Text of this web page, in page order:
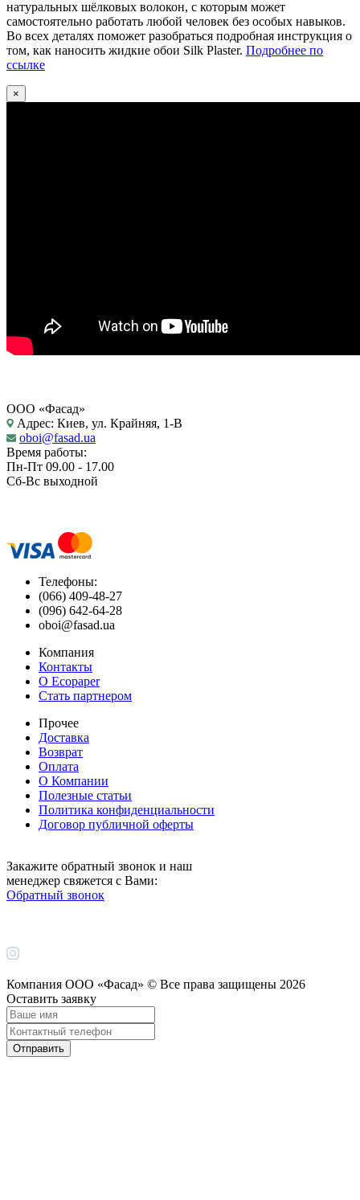
натуральных шёлковых волокон, с которым может
самостоятельно работать любой человек без особых навыков.
Во всех деталях поможет разобраться подробная инструкция о
том, как наносить жидкие обои Silk Plaster. Подробнее по
ссылке
×
ООО «Фасад»
Адрес: Киев, ул. Крайняя, 1-В
oboi@fasad.ua
Время работы:
Пн-Пт 09.00 - 17.00
Сб-Вс выходной
Телефоны:
(066) 409-48-27
(096) 642-64-28
oboi@fasad.ua
Компания
Контакты
О Ecopaper
Стать партнером
Прочее
Доставка
Возврат
Оплата
О Компании
Полезные статьи
Политика конфиденциальности
Договор публичной оферты
Закажите обратный звонок и наш
менеджер свяжется с Вами:
Обратный звонок
Компания ООО «Фасад» © Все права защищены 2026
Оставить заявку
Отправить